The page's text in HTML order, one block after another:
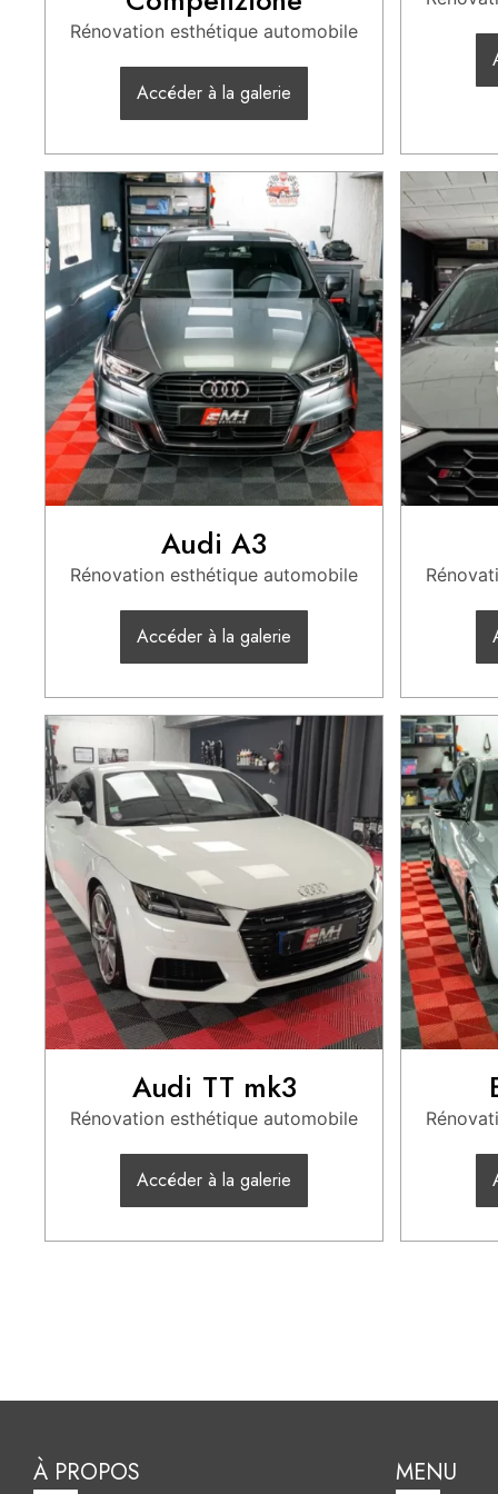
Rénovation esthétique automobile
Accéder à la galerie
Audi A3
Rénovation esthétique automobile
Accéder à la galerie
Audi TT mk3
Rénovation esthétique automobile
Accéder à la galerie
À PROPOS MENU